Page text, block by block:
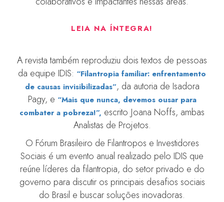
LEIA NA ÍNTEGRA!
A revista também reproduziu dois textos de pessoas
da equipe IDIS: “Filantropia familiar: enfrentamento
de causas invisibilizadas”, da autoria de Isadora
Pagy, e “Mais que nunca, devemos ousar para
combater a pobreza!”, escrito Joana Noffs, ambas
Analistas de Projetos.
O Fórum Brasileiro de Filantropos e Investidores
Sociais é um evento anual realizado pelo IDIS que
reúne líderes da filantropia, do setor privado e do
governo para discutir os principais desafios sociais
do Brasil e buscar soluções inovadoras.